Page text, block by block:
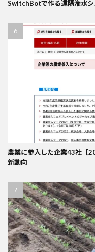
SwitchBotで作る遠隔潅水
農業に参入した企業43社【
新動向